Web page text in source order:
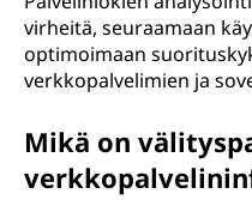
virheitä, seuraamaan
optimoimaan
verkkopalvelimien ja
Mikä on